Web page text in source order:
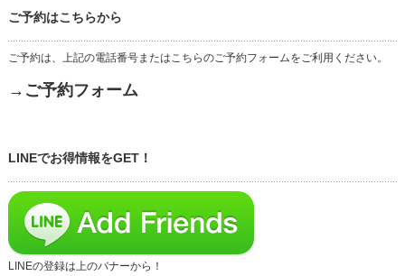
ご予約はこちらから
ご予約は、上記の電話番号またはこちらのご予約フォームをご利用ください。
→ご予約フォーム
LINEでお得情報をGET！
LINEの登録は上のバナーから！